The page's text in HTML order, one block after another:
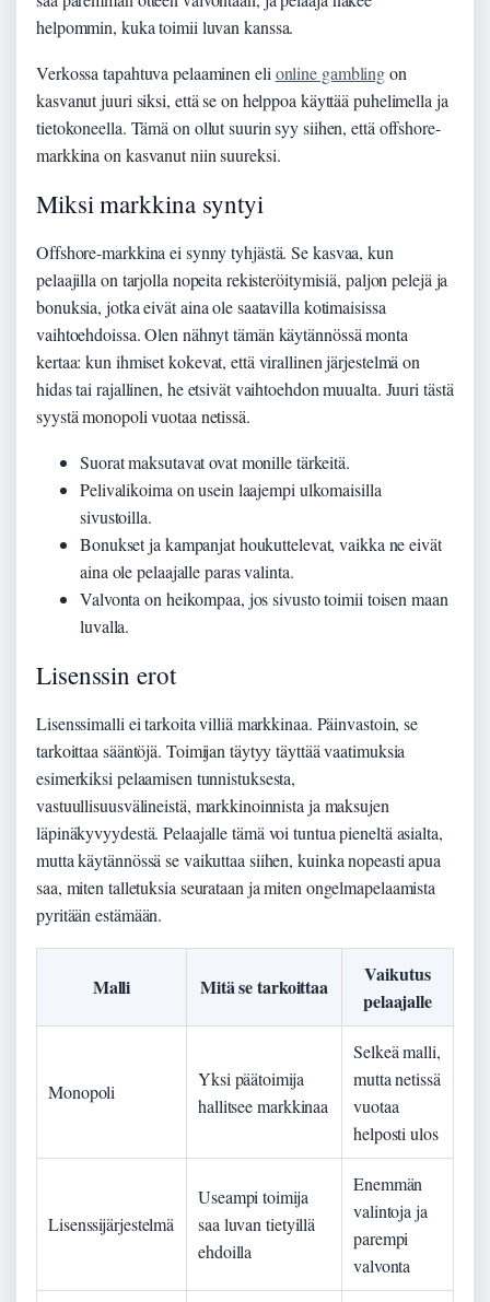
helpommin, kuka toimii luvan kanssa.
Verkossa tapahtuva pelaaminen eli online gamblingon
kasvanut juuri siksi, että se on helppoa käyttää puhelimella ja
tietokoneella. Tämä on ollut suurin syy siihen, että offshore-
markkina on kasvanut niin suureksi.
Miksi markkina syntyi
Offshore-markkina ei synny tyhjästä. Se kasvaa, kun
pelaajilla on tarjolla nopeita rekisteröitymisiä, paljon pelejä ja
bonuksia, jotka eivät aina ole saatavilla kotimaisissa
vaihtoehdoissa. Olen nähnyt tämän käytännössä monta
kertaa: kun ihmiset kokevat, että virallinen järjestelmä on
hidas tai rajallinen, he etsivät vaihtoehdon muualta. Juuri tästä
syystä monopoli vuotaa netissä.
Suorat maksutavat ovat monille tärkeitä.
Pelivalikoima on usein laajempi ulkomaisilla
sivustoilla.
Bonukset ja kampanjat houkuttelevat, vaikka ne eivät
aina ole pelaajalle paras valinta.
Valvonta on heikompaa, jos sivusto toimii toisen maan
luvalla.
Lisenssin erot
Lisenssimalli ei tarkoita villiä markkinaa. Päinvastoin, se
tarkoittaa sääntöjä. Toimijan täytyy täyttää vaatimuksia
esimerkiksi pelaamisen tunnistuksesta,
vastuullisuusvälineistä, markkinoinnista ja maksujen
läpinäkyvyydestä. Pelaajalle tämä voi tuntua pieneltä asialta,
mutta käytännössä se vaikuttaa siihen, kuinka nopeasti apua
saa, miten talletuksia seurataan ja miten ongelmapelaamista
pyritään estämään.
Malli Mitä se tarkoittaa
Vaikutus
pelaajalle
Monopoli
Yksi päätoimija
hallitsee markkinaa
Selkeä malli,
mutta netissä
vuotaa
helposti ulos
Lisenssijärjestelmä
Useampi toimija
saa luvan tietyillä
ehdoilla
Enemmän
valintoja ja
parempi
valvonta